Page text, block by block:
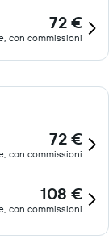
72 €
con commissioni
72 €
con commissioni
108 €
con commissioni